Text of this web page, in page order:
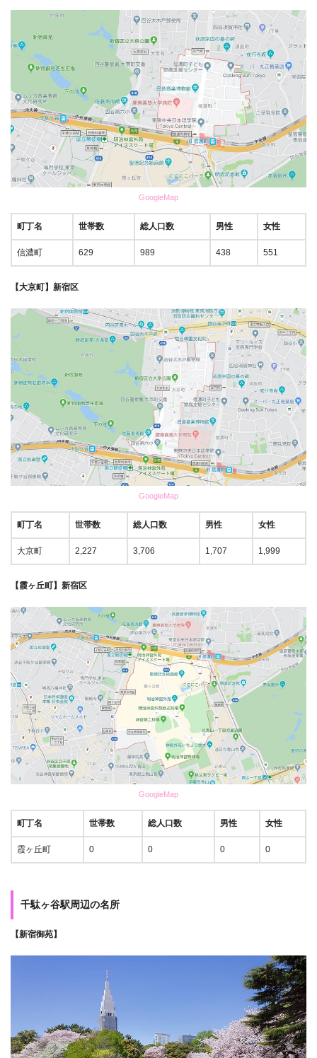
GoogleMap
町丁名 世帯数 総人口数 男性 女性
信濃町 629 989 438 551
【大京町】新宿区
GoogleMap
町丁名 世帯数 総人口数 男性 女性
大京町 2,227 3,706 1,707 1,999
【霞ヶ丘町】新宿区
GoogleMap
町丁名 世帯数 総人口数 男性 女性
霞ヶ丘町 0 0 0 0
千駄ヶ谷駅周辺の名所
【新宿御苑】